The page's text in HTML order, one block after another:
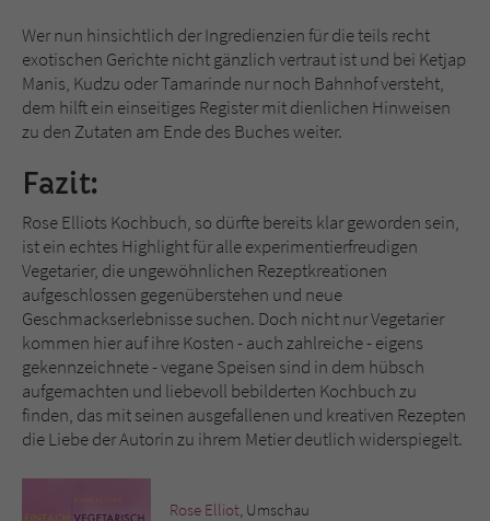
Wer nun hinsichtlich der Ingredienzien für die teils recht
exotischen Gerichte nicht gänzlich vertraut ist und bei Ketjap
Manis, Kudzu oder Tamarinde nur noch Bahnhof versteht,
dem hilft ein einseitiges Register mit dienlichen Hinweisen
zu den Zutaten am Ende des Buches weiter.
Fazit:
Rose Elliots Kochbuch, so dürfte bereits klar geworden sein,
ist ein echtes Highlight für alle experimentierfreudigen
Vegetarier, die ungewöhnlichen Rezeptkreationen
aufgeschlossen gegenüberstehen und neue
Geschmackserlebnisse suchen. Doch nicht nur Vegetarier
kommen hier auf ihre Kosten - auch zahlreiche - eigens
gekennzeichnete - vegane Speisen sind in dem hübsch
aufgemachten und liebevoll bebilderten Kochbuch zu
finden, das mit seinen ausgefallenen und kreativen Rezepten
die Liebe der Autorin zu ihrem Metier deutlich widerspiegelt.
Rose Elliot, Umschau